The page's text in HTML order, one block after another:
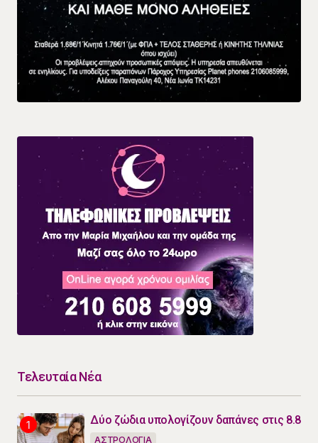
Τελευταία Νέα
Δύο ζώδια υπολογίζουν δαπάνες στις 8.8
ΑΣΤΡΟΛΟΓΙΑ